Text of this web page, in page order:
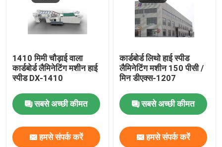
लिथो लैमिनेशन मशीन
बांसुरी फाड़ना चिपकाने की मशीन
1410 मिमी चौड़ाई वाला
कार्डबोर्ड लैमिनेटिंग मशीन हाई
स्पीड DX-1410
सबसे अच्छी कीमत
हमसे संपर्क करें
कार्डबोर्ड लिथो हाई स्पीड
लैमिनेटिंग मशीन 150 पीसी /
मिन डीएक्स-1207
सबसे अच्छी कीमत
हमसे संपर्क करें